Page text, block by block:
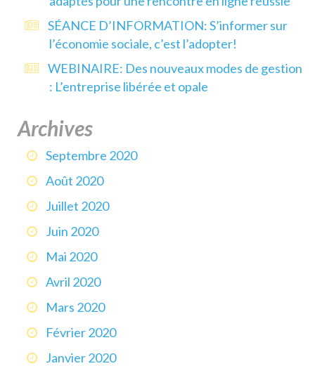
SÉANCE D’INFORMATION: S’informer sur
l’économie sociale, c’est l’adopter!
WEBINAIRE: Des nouveaux modes de gestion
: L’entreprise libérée et opale
Archives
Septembre 2020
Août 2020
Juillet 2020
Juin 2020
Mai 2020
Avril 2020
Mars 2020
Février 2020
Janvier 2020